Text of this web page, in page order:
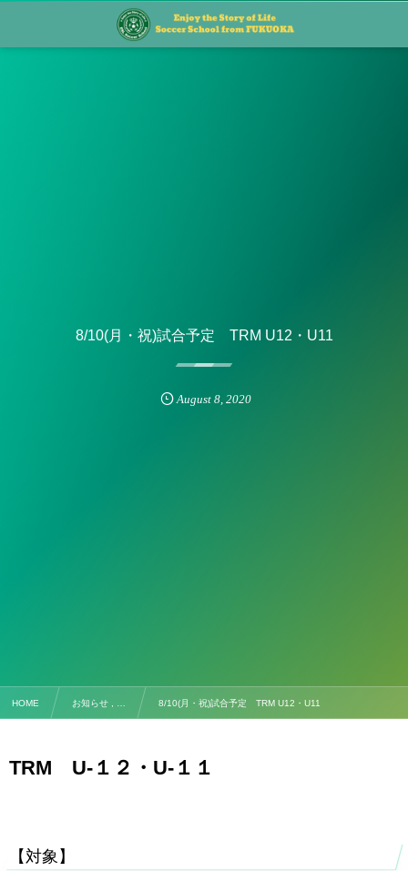
8/10(月・祝)試合予定 TRM U12・U11
August 8, 2020
HOME お知らせ , … 8/10(月・祝)試合予定 TRM U12・U11
TRM U-１２・U-１１
【対象】